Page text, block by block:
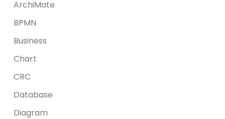
ArchiMate
BPMN
Business
Chart
CRC
Database
Diagram